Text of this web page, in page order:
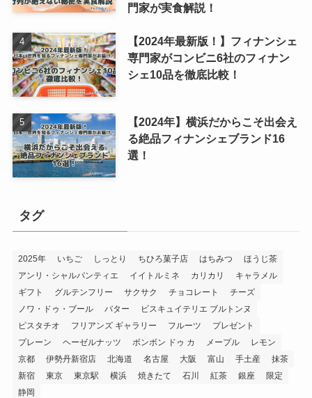
門家が実食解説！
【2024年最新版！】フィナンシェ
専門家がコンビニ6社のフィナン
シェ10品を徹底比較！
【2024年】横浜だからこそ出会え
る絶品フィナンシェブランド16
選！
タグ
2025年 いちご しっとり ちひろ菓子店 はちみつ
ほうじ茶
アンリ・シャルパンティエ
イイトルミネ カリカリ
キャラメル
ギフト
グルテンフリー サクサク チョコレート
チーズ
ノワ・ドゥ・ブール
バター
ビスキュイテリエ ブルトンヌ
ピスタチオ
フリアンズ ギャラリー フルーツ
プレゼント
プレーン
ヘーゼルナッツ ボンボン ドゥ カ メープル
レモン
京都
伊勢丹新宿店 北海道 名古屋 大阪 富山 手土産
抹茶
新宿
東京 東京駅 横浜 焼きたて 石川 紅茶 銀座
限定
静岡